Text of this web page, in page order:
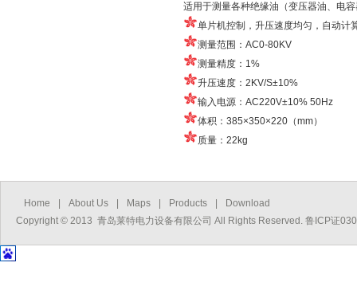
适用于测量各种绝缘油（变压器油、电
单片机控制，升压速度均匀，自动计
测量范围：AC0-80KV
测量精度：1%
升压速度：2KV/S±10%
输入电源：AC220V±10% 50Hz
体积：385×350×220（mm）
质量：22kg
Home About Us Maps Products
Download
Copyright © 2013 青岛莱特电力设备有限公司 All Rights Reserved. 鲁ICP证